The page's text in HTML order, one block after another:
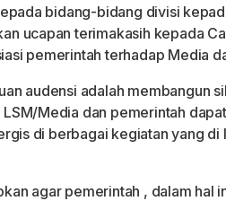
bidang-bidang divisi
ucapan terimakasih kepada
pemerintah terhadap Media
audensi adalah membangun
Media dan pemerintah
di berbagai kegiatan yang di
agar pemerintah , dalam hal